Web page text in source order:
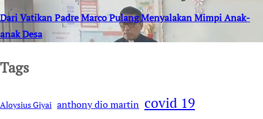
Dari Vatikan Padre Marco Pulang Menyalakan Mimpi Anak-
anak Desa
Tags
Aloysius Giyai anthony dio martin covid 19